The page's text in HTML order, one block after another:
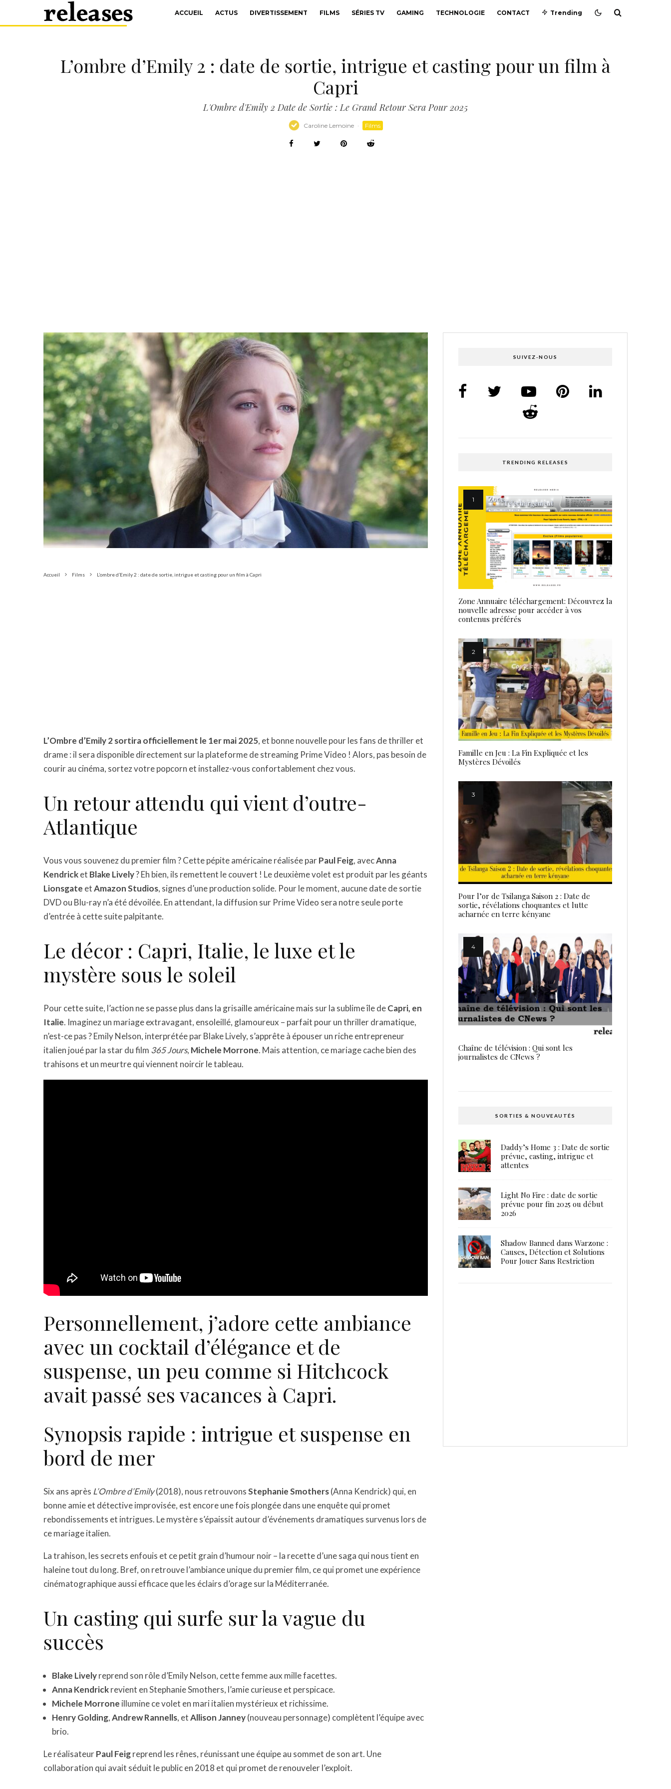
ACCUEIL ACTUS DIVERTISSEMENT FILMS SÉRIES TV GAMING TECHNOLOGIE CONTACT Trending
L’ombre d’Emily 2 : date de sortie, intrigue et casting pour un film à
Capri
L'Ombre d'Emily 2 Date de Sortie : Le Grand Retour Sera Pour 2025
Caroline Lemoine · Films
Accueil Films L’ombre d’Emily 2 : date de sortie, intrigue et casting pour un film à Capri
L’Ombre d’Emily 2 sortira officiellement le 1er mai 2025, et bonne nouvelle pour les fans de thriller et
drame : il sera disponible directement sur la plateforme de streaming Prime Video ! Alors, pas besoin de
courir au cinéma, sortez votre popcorn et installez-vous confortablement chez vous.
Un retour attendu qui vient d’outre-
Atlantique
Vous vous souvenez du premier film ? Cette pépite américaine réalisée parPaul Feig, avecAnna
Kendricket Blake Lively? Eh bien, ils remettent le couvert ! Le deuxième volet est produit par les géants
Lionsgate etAmazon Studios, signes d’une production solide. Pour le moment, aucune date de sortie
DVD ou Blu-ray n’a été dévoilée. En attendant, la diffusion sur Prime Video sera notre seule porte
d’entrée à cette suite palpitante.
Le décor : Capri, Italie, le luxe et le
mystère sous le soleil
Pour cette suite, l’action ne se passe plus dans la grisaille américaine mais sur la sublime île deCapri, en
Italie. Imaginez un mariage extravagant, ensoleillé, glamoureux – parfait pour un thriller dramatique,
n’est-ce pas ? Emily Nelson, interprétée par Blake Lively, s’apprête à épouser un riche entrepreneur
italien joué par la star du film 365 Jours, Michele Morrone. Mais attention, ce mariage cache bien des
trahisons et un meurtre qui viennent noircir le tableau.
Personnellement, j’adore cette ambiance
avec un cocktail d’élégance et de
suspense, un peu comme si Hitchcock
avait passé ses vacances à Capri.
Synopsis rapide : intrigue et suspense en
bord de mer
Six ans après L’Ombre d’Emily(2018), nous retrouvonsStephanie Smothers(Anna Kendrick) qui, en
bonne amie et détective improvisée, est encore une fois plongée dans une enquête qui promet
rebondissements et intrigues. Le mystère s’épaissit autour d’événements dramatiques survenus lors de
ce mariage italien.
La trahison, les secrets enfouis et ce petit grain d’humour noir – la recette d’une saga qui nous tient en
haleine tout du long. Bref, on retrouve l’ambiance unique du premier film, ce qui promet une expérience
cinématographique aussi efficace que les éclairs d’orage sur la Méditerranée.
Un casting qui surfe sur la vague du
succès
Blake Livelyreprend son rôle d’Emily Nelson, cette femme aux mille facettes.
Anna Kendrickrevient en Stephanie Smothers, l’amie curieuse et perspicace.
Michele Morrone illumine ce volet en mari italien mystérieux et richissime.
Henry Golding,Andrew Rannells, etAllison Janney(nouveau personnage) complètent l’équipe avec
brio.
Le réalisateurPaul Feigreprend les rênes, réunissant une équipe au sommet de son art. Une
collaboration qui avait séduit le public en 2018 et qui promet de renouveler l’exploit.
SUIVEZ-NOUS
TRENDING RELEASES
Zone Annuaire téléchargement: Découvrez la
nouvelle adresse pour accéder à vos
contenus préférés
Famille en Jeu : La Fin Expliquée et les
Mystères Dévoilés
Pour l’or de Tsilanga Saison 2 : Date de
sortie, révélations choquantes et lutte
acharnée en terre kényane
Chaîne de télévision : Qui sont les
journalistes de CNews ?
SORTIES & NOUVEAUTÉS
Daddy’s Home 3 : Date de sortie
prévue, casting, intrigue et
attentes
Light No Fire : date de sortie
prévue pour fin 2025 ou début
2026
Shadow Banned dans Warzone :
Causes, Détection et Solutions
Pour Jouer Sans Restriction